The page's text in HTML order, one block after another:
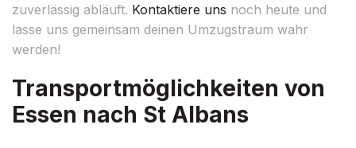
zuverlässig abläuft. Kontaktiere uns noch heute und
lasse uns gemeinsam deinen Umzugstraum wahr
werden!
Transportmöglichkeiten von
Essen nach St Albans